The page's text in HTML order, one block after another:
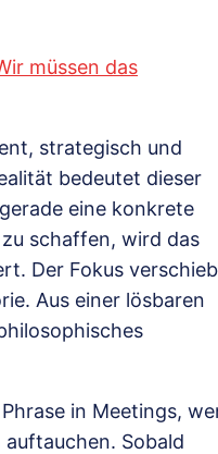
strategisch und
bedeutet dieser
eine konkrete
schaffen, wird das
Der Fokus
Aus einer lösbaren
in Meetings,
Sobald